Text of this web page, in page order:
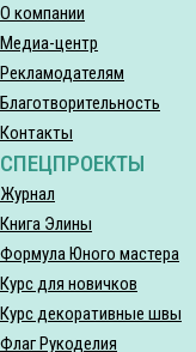
О компании
Медиа-центр
Рекламодателям
Благотворительность
Контакты
СПЕЦПРОЕКТЫ
Журнал
Книга Элины
Формула Юного мастера
Курс для новичков
Курс декоративные швы
Флаг Рукоделия